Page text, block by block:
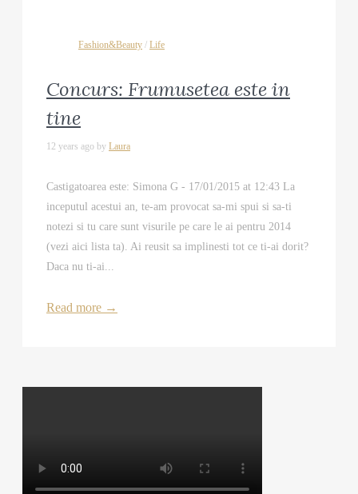
Fashion&Beauty / Life
Concurs: Frumusetea este in
tine
12 years ago by Laura
Castigatoarea este: Simona G - 17/01/2015 at 12:43 La
inceputul acestui an, te-am provocat sa-mi spui si sa-ti
notezi si tu care sunt visurile pe care le ai pentru 2014
(vezi aici lista ta). Ai reusit sa implinesti tot ce ti-ai dorit?
Daca nu ti-ai...
Read more →